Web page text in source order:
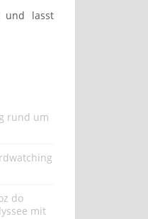
und lasst
rund um
do
mit